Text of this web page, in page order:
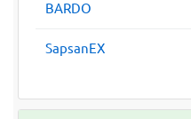
BARDO
SapsanEX